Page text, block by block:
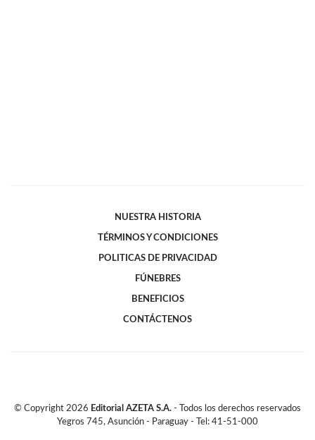
NUESTRA HISTORIA
TÉRMINOS Y CONDICIONES
POLITICAS DE PRIVACIDAD
FÚNEBRES
BENEFICIOS
CONTÁCTENOS
© Copyright 2026 Editorial AZETA S.A. - Todos los derechos reservados
Yegros 745, Asunción - Paraguay - Tel: 41-51-000